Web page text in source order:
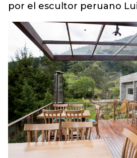
por el escultor peruano